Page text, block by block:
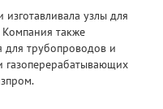
узлы для
Компания также
для трубопроводов и
газоперерабатывающих